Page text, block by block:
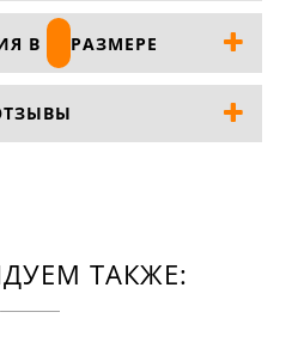
В РАЗМЕРЕ
ТАКЖЕ: